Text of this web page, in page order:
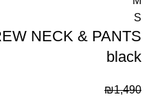
S
NECK & PANTS
black
₪1,490